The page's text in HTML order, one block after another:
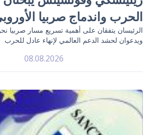
الحرب واندماج صربيا
الرئيسان يتفقان على أهمية تسريع مسار صربيا نحو
ويدعوان لحشد الدعم العالمي لإنهاء عادل للحرب
08.08.2026